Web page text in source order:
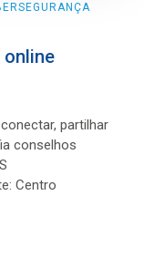
online
partilhar
conselhos
Centro